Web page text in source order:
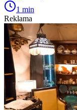
1 min
Reklama